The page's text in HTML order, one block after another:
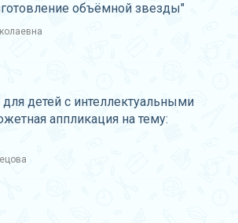
объёмной звезды"
для детей с интеллектуальными
аппликация на тему: